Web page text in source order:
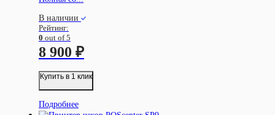
В наличии
Рейтинг:
0 out of 5
8 900 ₽
Купить в 1 клик
Подробнее